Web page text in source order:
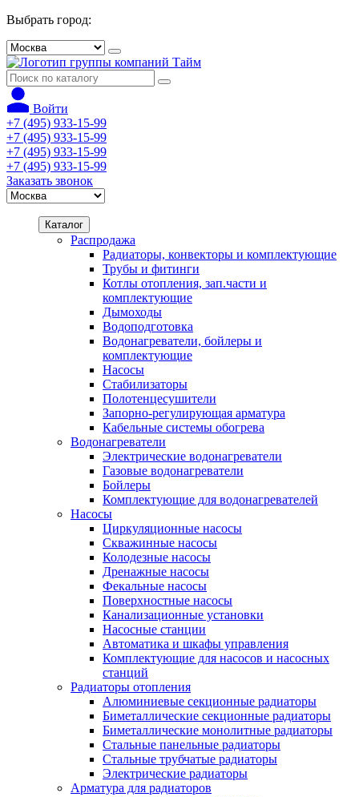
Выбрать город:
Войти
+7 (495) 933-15-99
+7 (495) 933-15-99
+7 (495) 933-15-99
+7 (495) 933-15-99
Заказать звонок
Каталог
Распродажа
Радиаторы, конвекторы и комплектующие
Трубы и фитинги
Котлы отопления, зап.части и
комплектующие
Дымоходы
Водоподготовка
Водонагреватели, бойлеры и
комплектующие
Насосы
Стабилизаторы
Полотенцесушители
Запорно-регулирующая арматура
Кабельные системы обогрева
Водонагреватели
Электрические водонагреватели
Газовые водонагреватели
Бойлеры
Комплектующие для водонагревателей
Насосы
Циркуляционные насосы
Скважинные насосы
Колодезные насосы
Дренажные насосы
Фекальные насосы
Поверхностные насосы
Канализационные установки
Насосные станции
Автоматика и шкафы управления
Комплектующие для насосов и насосных
станций
Радиаторы отопления
Алюминиевые секционные радиаторы
Биметаллические секционные радиаторы
Биметаллические монолитные радиаторы
Стальные панельные радиаторы
Стальные трубчатые радиаторы
Электрические радиаторы
Арматура для радиаторов